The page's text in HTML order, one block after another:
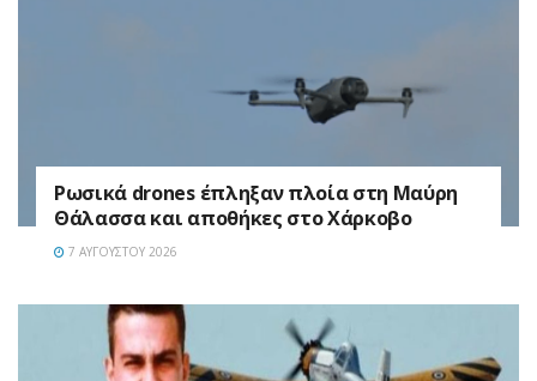
Ρωσικά drones έπληξαν πλοία στη Μαύρη
Θάλασσα και αποθήκες στο Χάρκοβο
7 ΑΥΓΟΎΣΤΟΥ 2026